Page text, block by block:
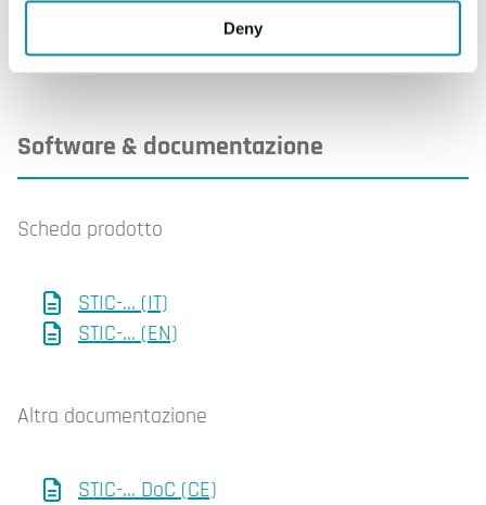
Deny
Software & documentazione
Scheda prodotto
STIC-... (IT)
STIC-... (EN)
Altra documentazione
STIC-... DoC (CE)